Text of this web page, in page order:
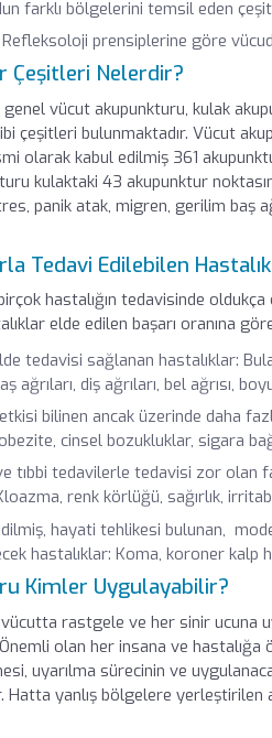
farklı bölgelerini temsil eden
Refleksoloji prensiplerine göre
Çeşitleri Nelerdir?
vücut akupunkturu, kulak
çeşitleri bulunmaktadır. Vücut
olarak kabul edilmiş 361
kulaktaki 43 akupunktur
panik atak, migren, gerilim baş
Tedavi Edilebilen
hastalığın tedavisinde
elde edilen başarı oranına
tedavisi sağlanan hastalıklar:
ağrıları, diş ağrıları, bel ağrısı,
bilinen ancak üzerinde daha
cinsel bozukluklar, sigara
tıbbi tedavilerle tedavisi zor
renk körlüğü, sağırlık,
hayati tehlikesi bulunan,
hastalıklar: Koma, koroner kalp
Kimler Uygulayabilir?
rastgele ve her sinir ucuna
olan her insana ve hastalığa
uyarılma sürecinin ve
Hatta yanlış bölgelere